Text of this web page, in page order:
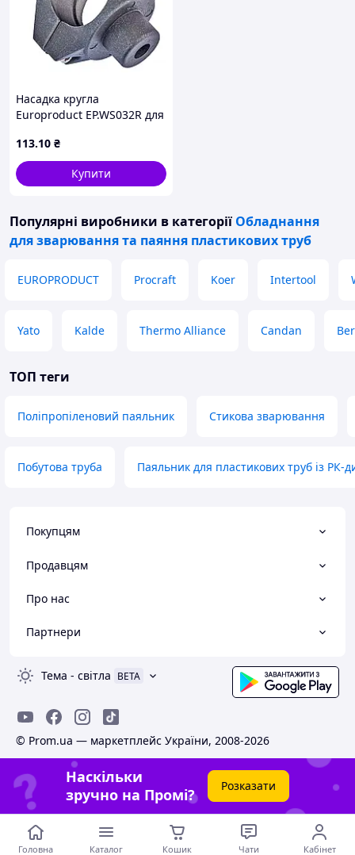
Насадка кругла
Europroduct EP.WS032R для
(EP6109)
113.10 ₴
Купити
Популярні виробники в категорії Обладнання
для зварювання та паяння пластикових труб
EUROPRODUCT Procraft Koer Intertool
Yato Kalde Thermo Alliance Candan
ТОП теги
Поліпропіленовий паяльник Стикова зварювання
Побутова труба Паяльник для пластикових труб із РК-
Покупцям
Продавцям
Про нас
Партнери
Тема - світла BETA
© Prom.ua — маркетплейс України, 2008-2026
Наскільки
зручно на Промі?
Розказати
Головна Каталог Кошик Чати Кабінет